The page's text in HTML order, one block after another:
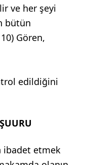
ve her şeyi
bütün
Gören,
edildiğini
ibadet etmek